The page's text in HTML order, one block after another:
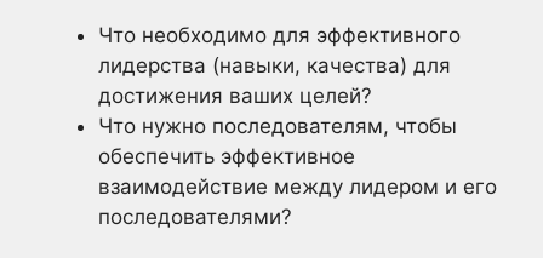
Что необходимо для эффективного
лидерства (навыки, качества) для
достижения ваших целей?
Что нужно последователям, чтобы
обеспечить эффективное
взаимодействие между лидером и его
последователями?